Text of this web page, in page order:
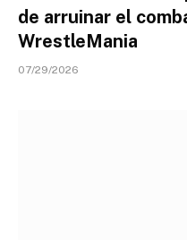
de arruinar el
WrestleMania
07/29/2026